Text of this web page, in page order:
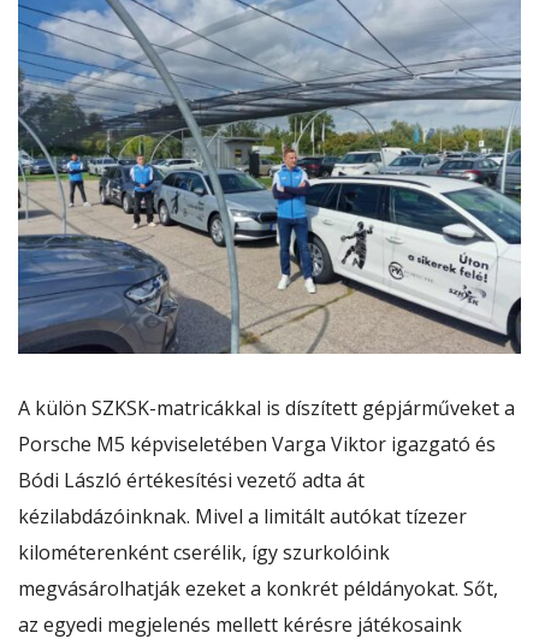
A külön SZKSK-matricákkal is díszített gépjárműveket a
Porsche M5 képviseletében Varga Viktor igazgató és
Bódi László értékesítési vezető adta át
kézilabdázóinknak. Mivel a limitált autókat tízezer
kilométerenként cserélik, így szurkolóink
megvásárolhatják ezeket a konkrét példányokat. Sőt,
az egyedi megjelenés mellett kérésre játékosaink